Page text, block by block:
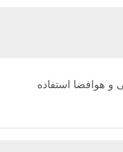
و هوافضا استفاده